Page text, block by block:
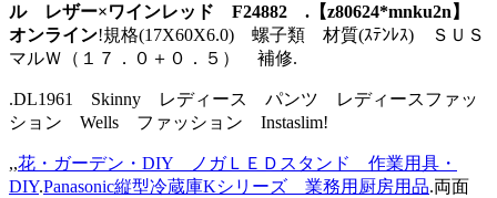
ル レザー×ワインレッド F24882 .【z80624*mnku2n】
オンライン!規格(17X60X6.0) 螺子類 材質(ｽﾃﾝﾚｽ) ＳＵＳ
マルＷ（１７．０＋０．５） 補修.
.DL1961 Skinny レディース パンツ レディースファッ
ション Wells ファッション Instaslim!
,,花・ガーデン・DIY ノガＬＥＤスタンド 作業用具・
DIY.Panasonic縦型冷蔵庫Kシリーズ 業務用厨房用品.両面